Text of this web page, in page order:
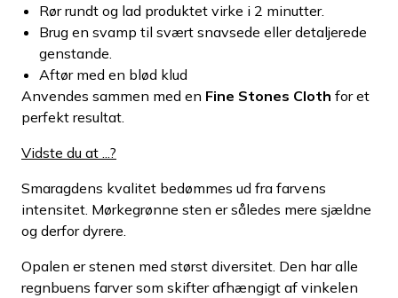
Rør rundt og lad produktet virke i 2 minutter.
Brug en svamp til svært snavsede eller detaljerede
genstande.
Aftør med en blød klud
Anvendes sammen med en Fine Stones Cloth for et
perfekt resultat.
Vidste du at ...?
Smaragdens kvalitet bedømmes ud fra farvens
intensitet. Mørkegrønne sten er således mere sjældne
og derfor dyrere.
Opalen er stenen med størst diversitet. Den har alle
regnbuens farver som skifter afhængigt af vinkelen